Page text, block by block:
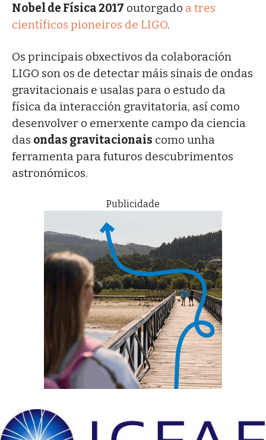
Nobel de Física 2017 outorgado a tres
científicos pioneiros de LIGO.
Os principais obxectivos da colaboración
LIGO son os de detectar máis sinais de ondas
gravitacionais e usalas para o estudo da
física da interacción gravitatoria, así como
desenvolver o emerxente campo da ciencia
das ondas gravitacionais como unha
ferramenta para futuros descubrimentos
astronómicos.
Publicidade